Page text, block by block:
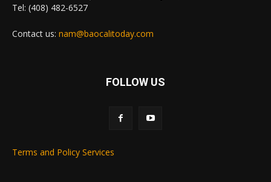
Tel: (408) 482-6527
Contact us: nam@baocalitoday.com
FOLLOW US
Terms and Policy Services